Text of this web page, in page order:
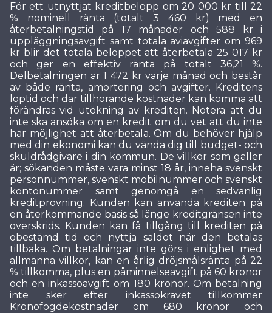
För ett utnyttjat kreditbelopp om 20 000 kr till 22
% nominell ränta (totalt 3 460 kr) med en
återbetalningstid på 17 månader och 588 kr i
uppläggningsavgift samt totala aviavgifter om 969
kr blir det totala beloppet att återbetala 25 017 kr
och ger en effektiv ränta på totalt 36,21 %.
Delbetalningen är 1 472 kr varje månad och består
av både ränta, amortering och avgifter. Kreditens
löptid och där tillhörande kostnader kan komma att
förändras vid utökning av krediten. Notera att du
inte ska ansöka om en kredit om du vet att du inte
har möjlighet att återbetala. Om du behöver hjälp
med din ekonomi kan du vända dig till budget- och
skuldrådgivare i din kommun. De villkor som gäller
är; sökanden måste vara minst 18 år, inneha svenskt
personnummer, svenskt mobilnummer och svenskt
kontonummer samt genomgå en sedvanlig
kreditprövning. Kunden kan använda krediten på
en återkommande basis så länge kreditgränsen inte
överskrids. Kunden kan få tillgång till krediten på
obestämd tid och nyttja saldot när den betalas
tillbaka. Om betalningar inte görs i enlighet med
allmänna villkor, kan en årlig dröjsmålsränta på 22
% tillkomma, plus en påminnelseavgift på 60 kronor
och en inkassoavgift om 180 kronor. Om betalning
inte sker efter inkassokravet tillkommer
Kronofogdekostnader om 680 kronor och